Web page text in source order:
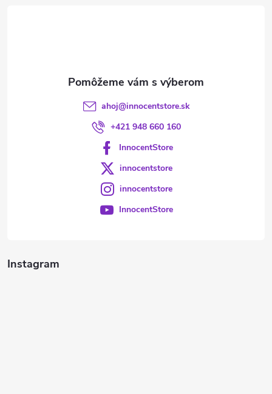
Instagram
ahoj@innocentstore.sk
+421 948 660 160
InnocentStore
innocentstore
innocentstore
InnocentStore